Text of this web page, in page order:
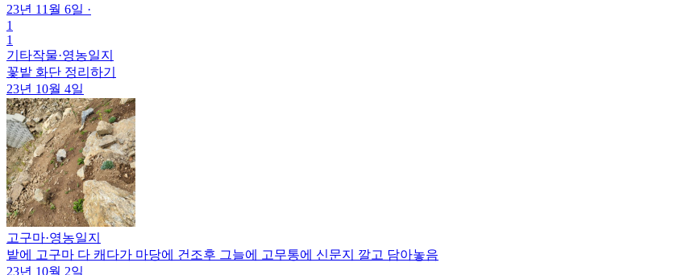
23년 11월 6일 ·
1
1
기타작물·영농일지
꽃밭 화단 정리하기
23년 10월 4일
고구마·영농일지
밭에 고구마 다 캐다가 마당에 건조후 그늘에 고무통에 신문지 깔고 담아놓음
23년 10월 2일